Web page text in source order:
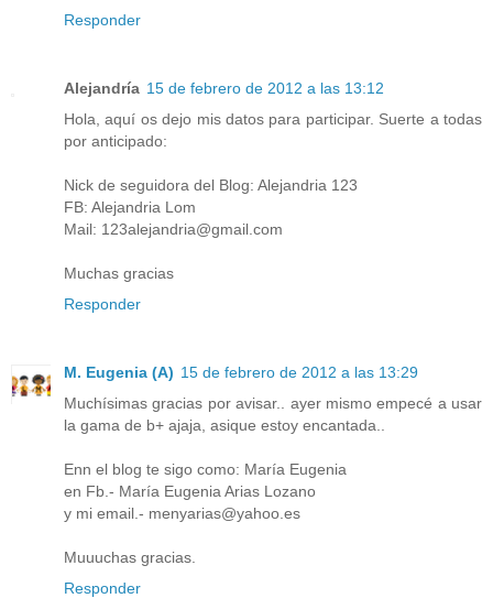
Responder
Alejandría 15 de febrero de 2012 a las 13:12
Hola, aquí os dejo mis datos para participar. Suerte a todas
por anticipado:
Nick de seguidora del Blog: Alejandria 123
FB: Alejandria Lom
Mail: 123alejandria@gmail.com
Muchas gracias
Responder
M. Eugenia (A) 15 de febrero de 2012 a las 13:29
Muchísimas gracias por avisar.. ayer mismo empecé a usar
la gama de b+ ajaja, asique estoy encantada..
Enn el blog te sigo como: María Eugenia
en Fb.- María Eugenia Arias Lozano
y mi email.- menyarias@yahoo.es
Muuuchas gracias.
Responder